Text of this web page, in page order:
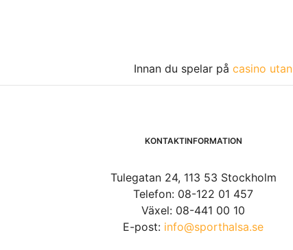
Innan du spelar på casino
KONTAKTINFORMATION
Tulegatan 24, 113 53 Stockholm
Telefon: 08-122 01 457
Växel: 08-441 00 10
E-post: info@sporthalsa.se